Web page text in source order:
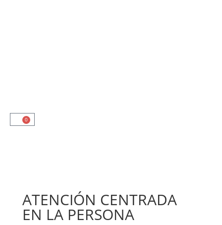
0
ATENCIÓN CENTRADA
EN LA PERSONA